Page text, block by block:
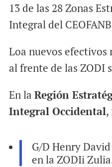
13 de las 28 Zonas
Integral del
Loa nuevos efectivos
al frente de las ZODI
En la Región
Integral Occidental,
G/D Henry
en la ZODIi